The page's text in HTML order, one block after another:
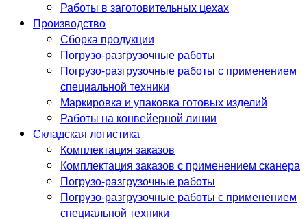
Работы в заготовительных цехах
Производство
Сборка продукции
Погрузо-разгрузочные работы
Погрузо-разгрузочные работы с применением
специальной техники
Маркировка и упаковка готовых изделий
Работы на конвейерной линии
Складская логистика
Комплектация заказов
Комплектация заказов с применением сканера
Погрузо-разгрузочные работы
Погрузо-разгрузочные работы с применением
специальной техники